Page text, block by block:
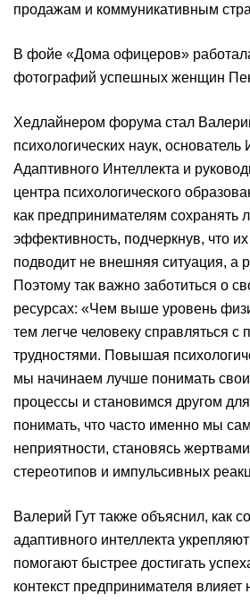
продажам и коммуникативным
В фойе «Дома офицеров»
фотографий успешных женщин
Хедлайнером форума стал
психологических наук, основатель
Адаптивного Интеллекта и
центра психологического
как предпринимателям сохранять
эффективность, подчеркнув, что
подводит не внешняя ситуация, а
Поэтому так важно заботиться о
ресурсах: «Чем выше уровень
тем легче человеку справляться с
трудностями. Повышая
мы начинаем лучше понимать
процессы и становимся другом
понимать, что часто именно мы
неприятности, становясь
стереотипов и импульсивных
Валерий Гут также объяснил, как
адаптивного интеллекта
помогают быстрее достигать
контекст предпринимателя влияет